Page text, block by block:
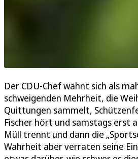
Der CDU-Chef wähnt sich als
schweigenden Mehrheit, die
Quittungen sammelt,
Fischer hört und samstags erst
Müll trennt und dann die
Wahrheit aber verraten seine